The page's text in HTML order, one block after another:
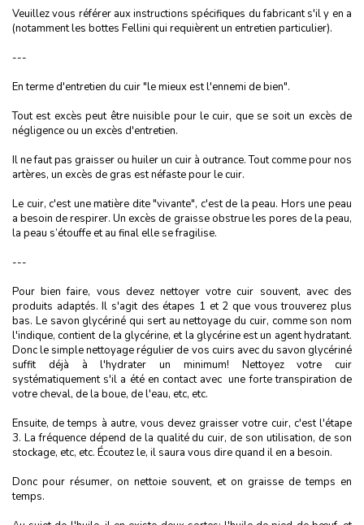
Veuillez vous référer aux instructions spécifiques du fabricant s'il y en a
(notamment les bottes Fellini qui requièrent un entretien particulier).
---
En terme d'entretien du cuir "le mieux est l'ennemi de bien".
Tout est excès peut être nuisible pour le cuir, que se soit un excès de
négligence ou un excès d'entretien.
Il ne faut pas graisser ou huiler un cuir à outrance. Tout comme pour nos
artères, un excès de gras est néfaste pour le cuir.
Le cuir, c'est une matière dite "vivante", c'est de la peau. Hors une peau
a besoin de respirer. Un excès de graisse obstrue les pores de la peau,
la peau s’étouffe et au final elle se fragilise.
---
Pour bien faire, vous devez nettoyer votre cuir souvent, avec des
produits adaptés. Il s'agit des étapes 1 et 2 que vous trouverez plus
bas. Le savon glycériné qui sert au nettoyage du cuir, comme son nom
l'indique, contient de la glycérine, et la glycérine est un agent hydratant.
Donc le simple nettoyage régulier de vos cuirs avec du savon glycériné
suffit déjà à l'hydrater un minimum! Nettoyez votre cuir
systématiquement s'il a été en contact avec une forte transpiration de
votre cheval, de la boue, de l'eau, etc, etc.
Ensuite, de temps à autre, vous devez graisser votre cuir, c'est l'étape
3. La fréquence dépend de la qualité du cuir, de son utilisation, de son
stockage, etc, etc. Écoutez le, il saura vous dire quand il en a besoin.
Donc pour résumer, on nettoie souvent, et on graisse de temps en
temps.